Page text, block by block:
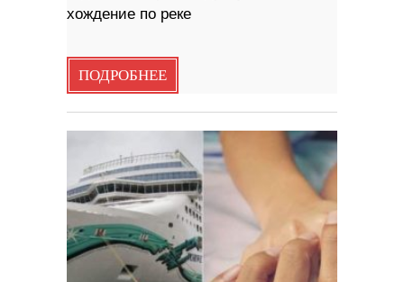
хождение по реке
ПОДРОБНЕЕ